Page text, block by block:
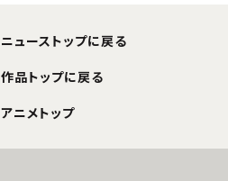
ニューストップに戻る
作品トップに戻る
アニメトップ